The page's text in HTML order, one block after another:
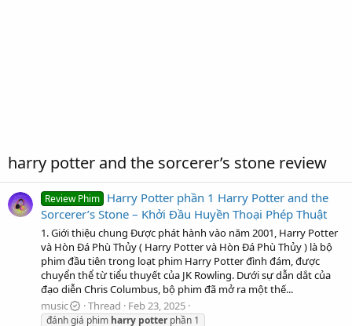
harry potter and the sorcerer’s stone review
Review Phim Harry Potter phần 1 Harry Potter and the
Sorcerer’s Stone – Khởi Đầu Huyền Thoại Phép Thuật
1. Giới thiệu chung Được phát hành vào năm 2001, Harry Potter
và Hòn Đá Phù Thủy ( Harry Potter và Hòn Đá Phù Thủy ) là bộ
phim đầu tiên trong loạt phim Harry Potter đình đám, được
chuyển thể từ tiểu thuyết của JK Rowling. Dưới sự dẫn dắt của
đạo diễn Chris Columbus, bộ phim đã mở ra một thế...
music
Thread Feb 23, 2025
đánh giá phim harry potterphần 1